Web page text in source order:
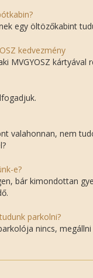
egy öltözőkabint
kedvezmény
MVGYOSZ kártyával
valahonnan, nem
e?
bár kimondottan
parkolni?
nincs,